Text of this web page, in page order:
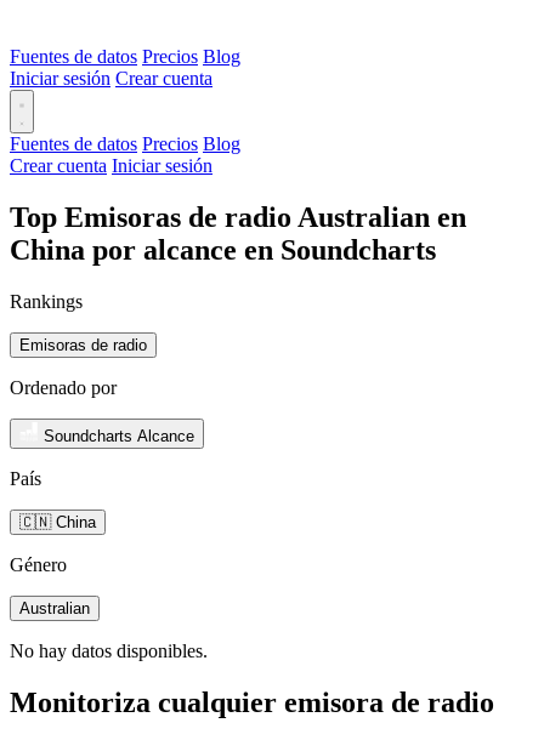
Fuentes de datos Precios Blog
Iniciar sesión Crear cuenta
Fuentes de datos Precios Blog
Crear cuenta Iniciar sesión
Top Emisoras de radio Australian en
China por alcance en Soundcharts
Rankings
Emisoras de radio
Ordenado por
Soundcharts Alcance
País
🇨🇳 China
Género
Australian
No hay datos disponibles.
Monitoriza cualquier emisora de radio